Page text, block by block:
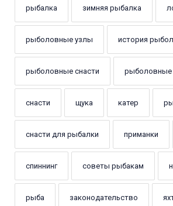
рыбалка зимняя рыбалка
рыболовные узлы история
рыболовные снасти рыболовные
снасти щука катер
снасти для рыбалки приманки
спиннинг советы рыбакам
рыба законодательство